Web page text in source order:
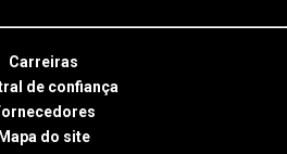
Carreiras
de confiança
Mapa do site